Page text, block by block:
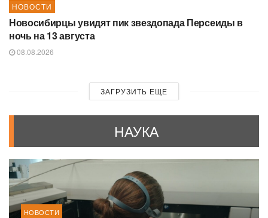
НОВОСТИ
Новосибирцы увидят пик звездопада Персеиды в
ночь на 13 августа
08.08.2026
ЗАГРУЗИТЬ ЕЩЕ
НАУКА
НОВОСТИ